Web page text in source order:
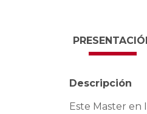
Descripción
Este Master en